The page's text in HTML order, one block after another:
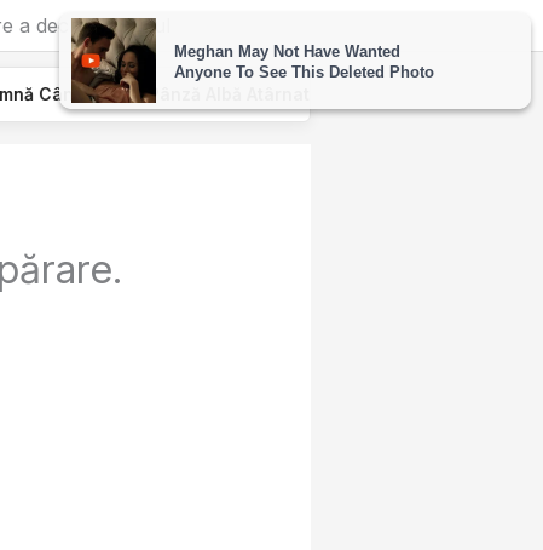
a declanșat totul
O Pânză Albă Atârnată De Geamul Unei Mașini. Semnalul…